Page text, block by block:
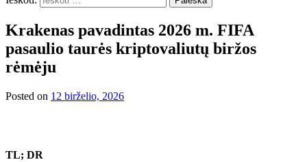
Krakenas pavadintas 2026 m. FIFA
pasaulio taurės kriptovaliutų biržos
rėmėju
Posted on 12 birželio, 2026
TL; DR